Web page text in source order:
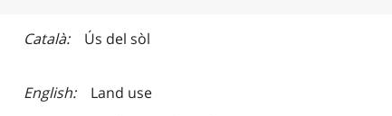
Català Ús del sòl
English
Land use